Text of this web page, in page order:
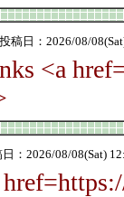
稿日：2026/08/
<a
：2026/08/08(Sat)